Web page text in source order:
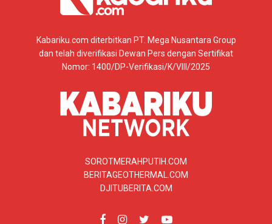
Kabariku.com diterbitkan PT. Mega Nusantara Group
dan telah diverifikasi Dewan Pers dengan Sertifikat
Nomor: 1400/DP-Verifikasi/K/VIII/2025
SOROTMERAHPUTIH.COM
BERITAGEOTHERMAL.COM
DJITUBERITA.COM